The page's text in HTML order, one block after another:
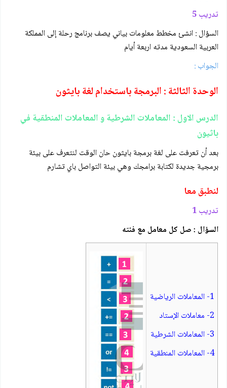
تدريب 5
السؤال : انشئ مخطط معلومات بياني يصف برنامج رحلة إلى المملكة
العربية السعودية مدته اربعة أيام
الجواب :
الوحدة الثالثة : البرمجة باستخدام لغة بايثون
الدرس الاول : المعاملات الشرطية و المعاملات المنطقية في
باثيون
بعد أن تعرفت على لغة برمجة بايثون حان الوقت لنتعرف على بيئة
برمجية جديدة لكتابة برامجك وهي بيئة التواصل باي تشارم
لنطبق معا
تدريب 1
السؤال : صل كل معامل مع فئته
1- المعاملات الرياضية
2- معاملات الإستاد
3- المعاملات الشرطية
4- المعاملات المنطقية